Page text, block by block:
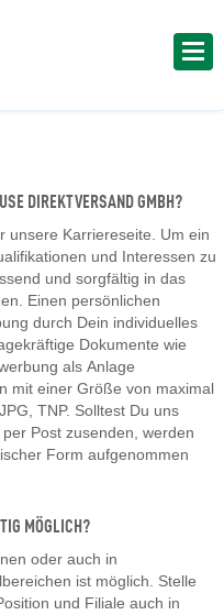
DIREKTVERSAND GMBH?
unsere Karriereseite. Um ein
und Interessen zu
und sorgfältig in das
Einen persönlichen
durch Dein individuelles
Dokumente wie
als Anlage
mit einer Größe von maximal
TNP. Solltest Du uns
Post zusenden, werden
Form aufgenommen
MÖGLICH?
oder auch in
ist möglich. Stelle
und Filiale auch in